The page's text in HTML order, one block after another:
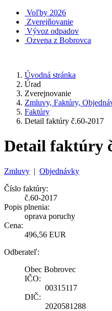
Voľby 2026
Zverejňovanie
Vývoz odpadov
Ozvena z Bobrovca
Úvodná stránka
Úrad
Zverejnovanie
Zmluvy, Faktúry,
Faktúry
Detail faktúry č.60-2017
Detail faktúry
Zmluvy | Objednávky
Číslo faktúry:
č.60-2017
Popis plnenia:
oprava poruchy
Cena:
496,56 EUR
Odberateľ:
Obec Bobrovec
IČO:
00315117
DIČ:
2020581288